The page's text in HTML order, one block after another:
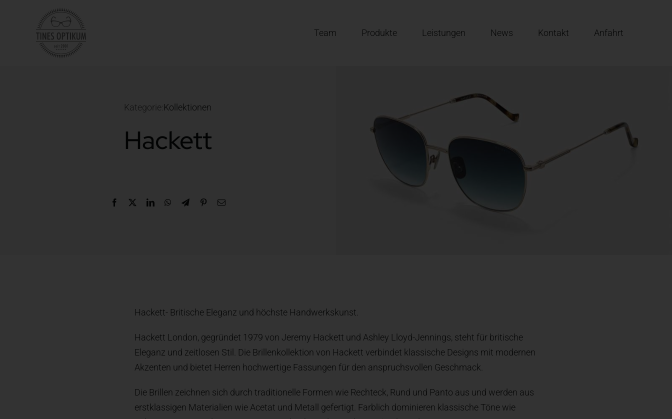
Team Produkte Leistungen News Kontakt Anfahrt
Kategorie:Kollektionen
Hackett
Hackett- Britische Eleganz und höchste Handwerkskunst.
Hackett London, gegründet 1979 von Jeremy Hackett und Ashley Lloyd-Jennings, steht für britische
Eleganz und zeitlosen Stil. Die Brillenkollektion von Hackett verbindet klassische Designs mit modernen
Akzenten und bietet Herren hochwertige Fassungen für den anspruchsvollen Geschmack.
Die Brillen zeichnen sich durch traditionelle Formen wie Rechteck, Rund und Panto aus und werden aus
erstklassigen Materialien wie Acetat und Metall gefertigt. Farblich dominieren klassische Töne wie